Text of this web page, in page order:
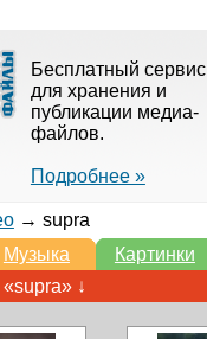
Бесплатный сервис
для хранения и
публикации медиа-
файлов.
Подробнее »
→ supra
Музыка Картинки
↓